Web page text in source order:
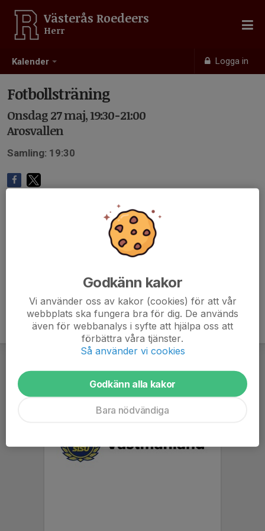
Kalender Logga in
Västerås Roedeers
Herr
Fotbollsträning
Onsdag 27 maj, 19:30-21:00
Arosvallen
Samling: 19:30
Godkänn kakor
Vi använder oss av kakor (cookies) för att vår
webbplats ska fungera bra för dig. De används
även för webbanalys i syfte att hjälpa oss att
förbättra våra tjänster.
Så använder vi cookies
Godkänn alla kakor
Bara nödvändiga